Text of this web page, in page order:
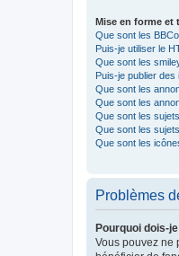
Mise en forme et
Que sont les
Puis-je utiliser le
Que sont les
Puis-je publier des
Que sont les
Que sont les
Que sont les
Que sont les
Que sont les
Problèmes
Pourquoi dois-
Vous pouvez ne